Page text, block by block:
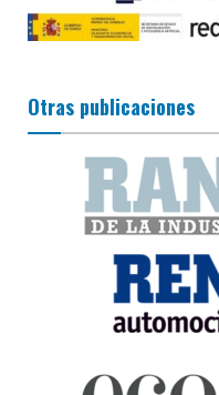
Otras publicaciones